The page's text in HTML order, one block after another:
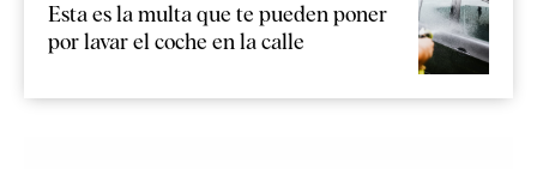
Esta es la multa que te pueden poner
por lavar el coche en la calle